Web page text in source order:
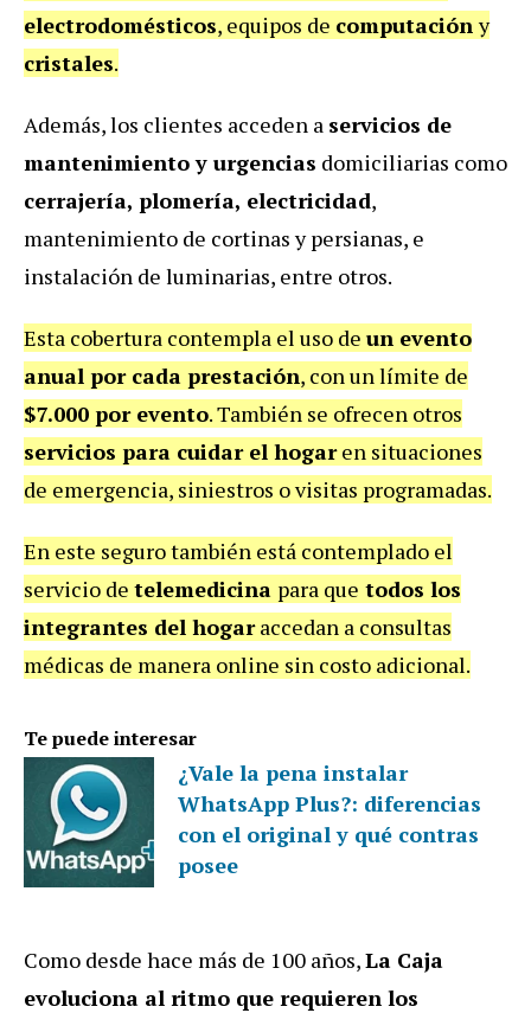
electrodomésticos, equipos de computacióny
cristales.
Además, los clientes acceden a servicios de
mantenimiento y urgencias domiciliarias como
cerrajería, plomería, electricidad,
mantenimiento de cortinas y persianas, e
instalación de luminarias, entre otros.
Esta cobertura contempla el uso de un evento
anual por cada prestación, con un límite de
$7.000 por evento. También se ofrecen otros
servicios para cuidar el hogaren situaciones
de emergencia, siniestros o visitas programadas.
En este seguro también está contemplado el
servicio de telemedicina para que todos los
integrantes del hogaraccedan a consultas
médicas de manera online sin costo adicional.
Te puede interesar
¿Vale la pena instalar
WhatsApp Plus?: diferencias
con el original y qué contras
posee
Como desde hace más de 100 años,La Caja
evoluciona al ritmo que requieren los